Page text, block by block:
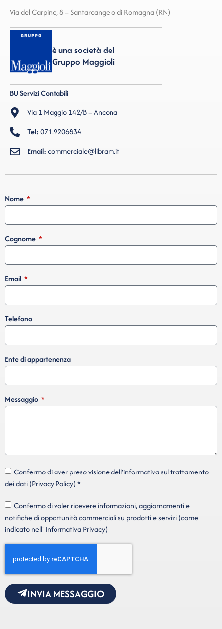
Via del Carpino, 8 – Santarcangelo di Romagna (RN)
è una società del
Gruppo Maggioli
BU Servizi Contabili
Via 1 Maggio 142/B – Ancona
Tel:071.9206834
Email:commerciale@libram.it
Nome
Cognome
Email
Telefono
Ente di appartenenza
Messaggio
Confermo di aver preso visione dell'informativa sul trattamento
dei dati (Privacy Policy) *
Confermo di voler ricevere informazioni, aggiornamenti e
notifiche di opportunità commerciali su prodotti e servizi (come
indicato nell' Informativa Privacy)
INVIA MESSAGGIO